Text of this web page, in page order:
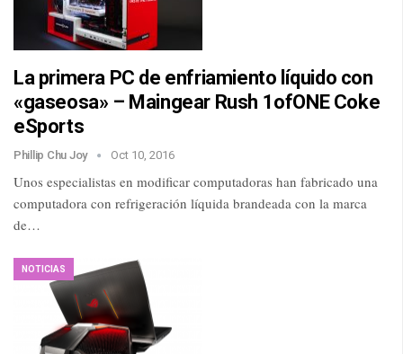
La primera PC de enfriamiento líquido con
«gaseosa» – Maingear Rush 1ofONE Coke
eSports
Phillip Chu Joy Oct 10, 2016
Unos especialistas en modificar computadoras han fabricado una
computadora con refrigeración líquida brandeada con la marca
de…
NOTICIAS